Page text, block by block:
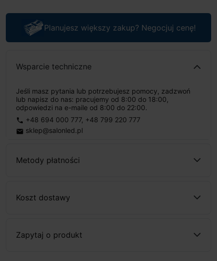
Planujesz większy zakup? Negocjuj cenę!
Wsparcie techniczne
Jeśli masz pytania lub potrzebujesz pomocy, zadzwoń
lub napisz do nas: pracujemy od 8:00 do 18:00,
odpowiedzi na e-maile od 8:00 do 22:00.
phone +48 694 000 777, +48 799 220 777
email sklep@salonled.pl
Metody płatności
Koszt dostawy
Zapytaj o produkt